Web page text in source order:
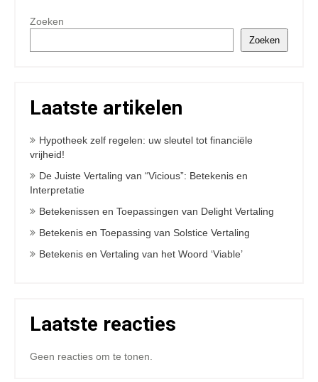
Zoeken
Zoeken
Laatste artikelen
Hypotheek zelf regelen: uw sleutel tot financiële
vrijheid!
De Juiste Vertaling van “Vicious”: Betekenis en
Interpretatie
Betekenissen en Toepassingen van Delight Vertaling
Betekenis en Toepassing van Solstice Vertaling
Betekenis en Vertaling van het Woord ‘Viable’
Laatste reacties
Geen reacties om te tonen.